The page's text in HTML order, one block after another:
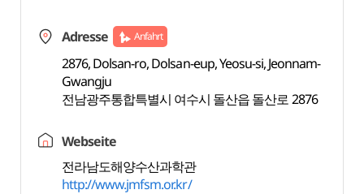
Adresse Anfahrt
2876, Dolsan-ro, Dolsan-eup, Yeosu-si, Jeonnam-
Gwangju
전남광주통합특별시 여수시 돌산읍 돌산로 2876
Webseite
전라남도해양수산과학관
http://www.jmfsm.or.kr/